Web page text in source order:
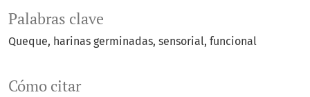
Palabras clave
Queque harinas germinadas sensorial funcional
Cómo citar